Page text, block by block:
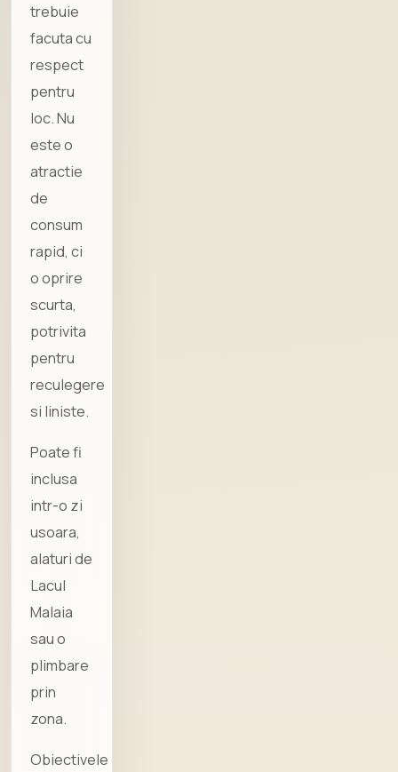
trebuie
facuta cu
respect
pentru
loc. Nu
este o
atractie
de
consum
rapid, ci
o oprire
scurta,
potrivita
pentru
reculegere
si liniste.
Poate fi
inclusa
intr-o zi
usoara,
alaturi de
Lacul
Malaia
sau o
plimbare
prin
zona.
Obiectivele